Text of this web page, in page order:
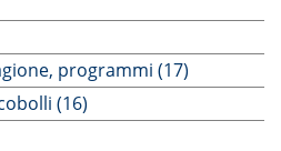
programmi (17)
(16)